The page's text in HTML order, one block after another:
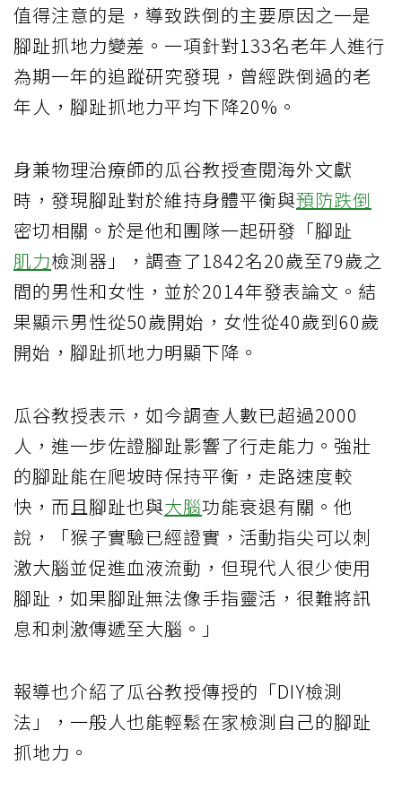
值得注意的是，導致跌倒的主要原因之一是
腳趾抓地力變差。一項針對133名老年人進行
為期一年的追蹤研究發現，曾經跌倒過的老
年人，腳趾抓地力平均下降20%。
身兼物理治療師的瓜谷教授查閱海外文獻
時，發現腳趾對於維持身體平衡與預防跌倒
密切相關。於是他和團隊一起研發「腳趾
肌力檢測器」，調查了1842名20歲至79歲之
間的男性和女性，並於2014年發表論文。結
果顯示男性從50歲開始，女性從40歲到60歲
開始，腳趾抓地力明顯下降。
瓜谷教授表示，如今調查人數已超過2000
人，進一步佐證腳趾影響了行走能力。強壯
的腳趾能在爬坡時保持平衡，走路速度較
快，而且腳趾也與大腦功能衰退有關。他
說，「猴子實驗已經證實，活動指尖可以刺
激大腦並促進血液流動，但現代人很少使用
腳趾，如果腳趾無法像手指靈活，很難將訊
息和刺激傳遞至大腦。」
報導也介紹了瓜谷教授傳授的「DIY檢測
法」，一般人也能輕鬆在家檢測自己的腳趾
抓地力。